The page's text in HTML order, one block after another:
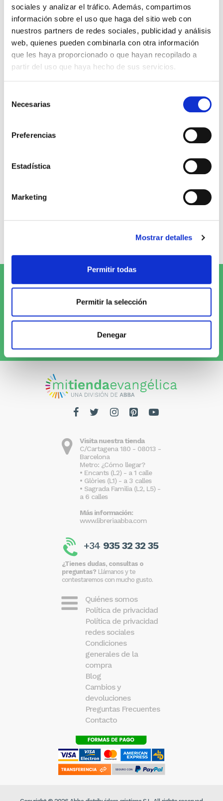
sociales y analizar el tráfico. Además, compartimos
información sobre el uso que haga del sitio web con
nuestros partners de redes sociales, publicidad y análisis
web, quienes pueden combinarla con otra información
que les haya proporcionado o que hayan recopilado a
partir del uso que haya hecho de sus servicios.
Necesarias
Preferencias
Estadística
Marketing
Mostrar detalles
Permitir todas
Permitir la selección
Denegar
El diario de Álex 3: ¡Álex,
cámara y acción!
Miguel Ángel Gómez & Pedro
Stock:
Gente Común Perdidos y
Hallados
Max Lucado
16,00€ 0,80€ (5%)
0 opiniones
Suscríbete al Newsletter y¡entérate
de las novedades!
Quiero recibirlo
Visita nuestra tienda
C/Cartagena 180 - 08013 -
Barcelona
Metro: ¿Cómo llegar?
• Encants (L2) - a 1 calle
• Glòries (L1) - a 3 calles
• Sagrada Familia (L2, L5) -
a 6 calles
Más información:
www.libreriaabba.com
+34 935 32 32 35
¿Tienes dudas, consultas o
preguntas? Llámanos y te
contestaremos con mucho gusto.
Quiénes somos
Política de privacidad
Política de privacidad
redes sociales
Condiciones
generales de la
compra
Blog
Cambios y
devoluciones
Preguntas Frecuentes
Contacto